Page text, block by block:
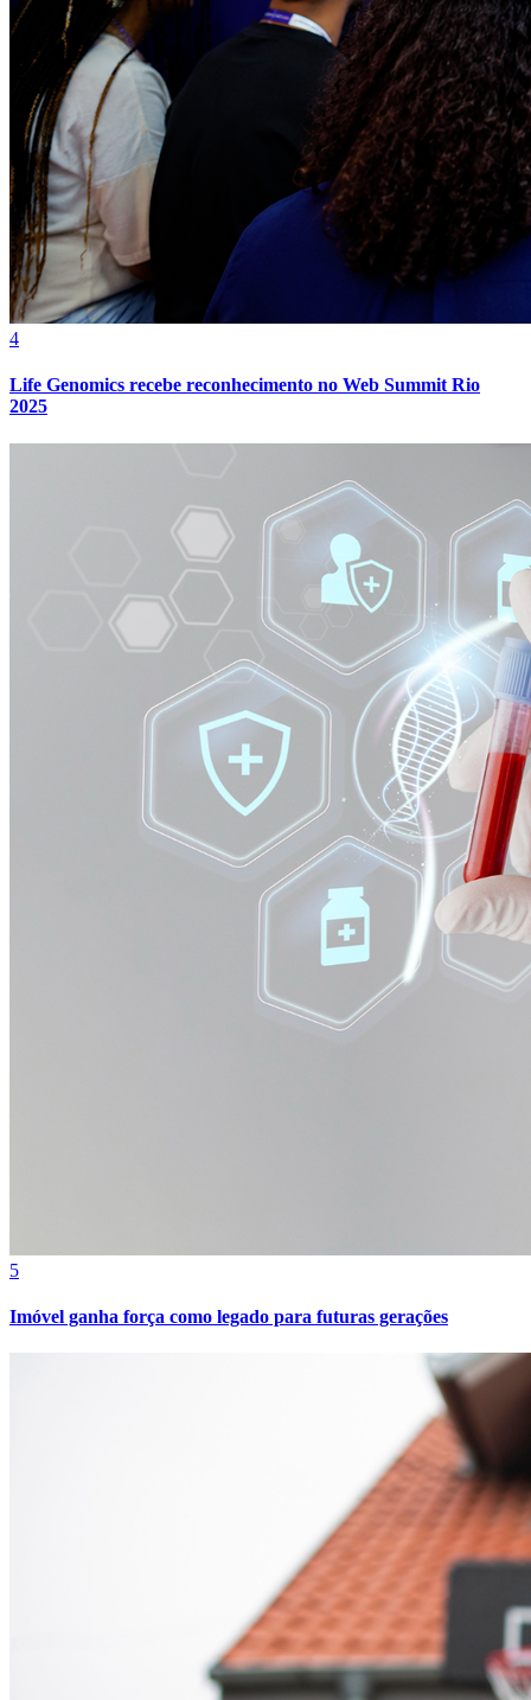
Athletico-PR
4
Life Genomics recebe reconhecimento no Web Summit Rio
2025
5
Imóvel ganha força como legado para futuras gerações